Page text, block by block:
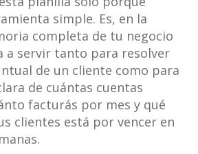
simple. Es, en la
completa de tu negocio
a servir tanto para resolver
de un cliente como para
de cuántas cuentas
facturás por mes y qué
clientes está por vencer en